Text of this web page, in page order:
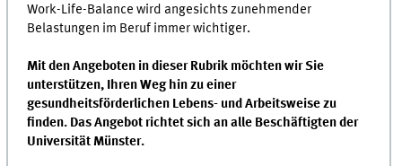
Work-Life-Balance wird angesichts zunehmender
Belastungen im Beruf immer wichtiger.
Mit den Angeboten in dieser Rubrik möchten wir Sie
unterstützen, Ihren Weg hin zu einer
gesundheitsförderlichen Lebens- und Arbeitsweise zu
finden. Das Angebot richtet sich an alle Beschäftigten der
Universität Münster.